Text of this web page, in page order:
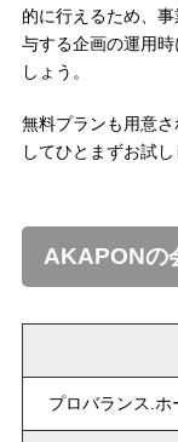
的に行えるため、
与する企画の運用
しょう。
無料プランも用意
してひとまずお試
AKAPONの
プロバランス.ホ